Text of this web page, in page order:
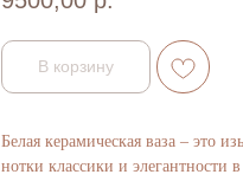
В корзину
Белая керамическая ваза – это
нотки классики и элегантности